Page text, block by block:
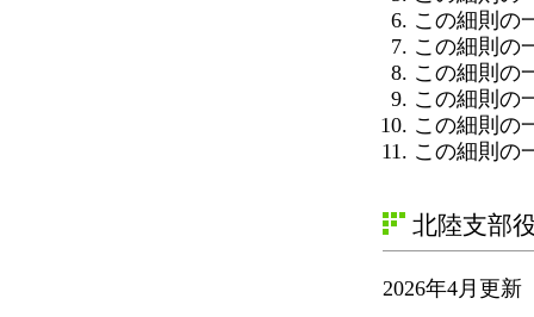
この細則の
この細則の
この細則の
この細則の
この細則の
この細則の
北陸支部
2026年4月更新